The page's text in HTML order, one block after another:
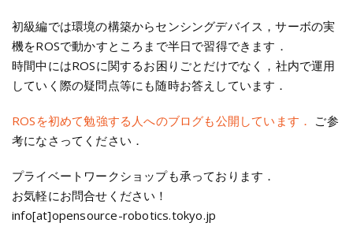
初級編では環境の構築からセンシングデバイス，サーボの実
機をROSで動かすところまで半日で習得できます．
時間中にはROSに関するお困りごとだけでなく，社内で運用
していく際の疑問点等にも随時お答えしています．
ROSを初めて勉強する人へのブログも公開しています． ご参
考になさってください．
プライベートワークショップも承っております．
お気軽にお問合せください！
info[at]opensource-robotics.tokyo.jp